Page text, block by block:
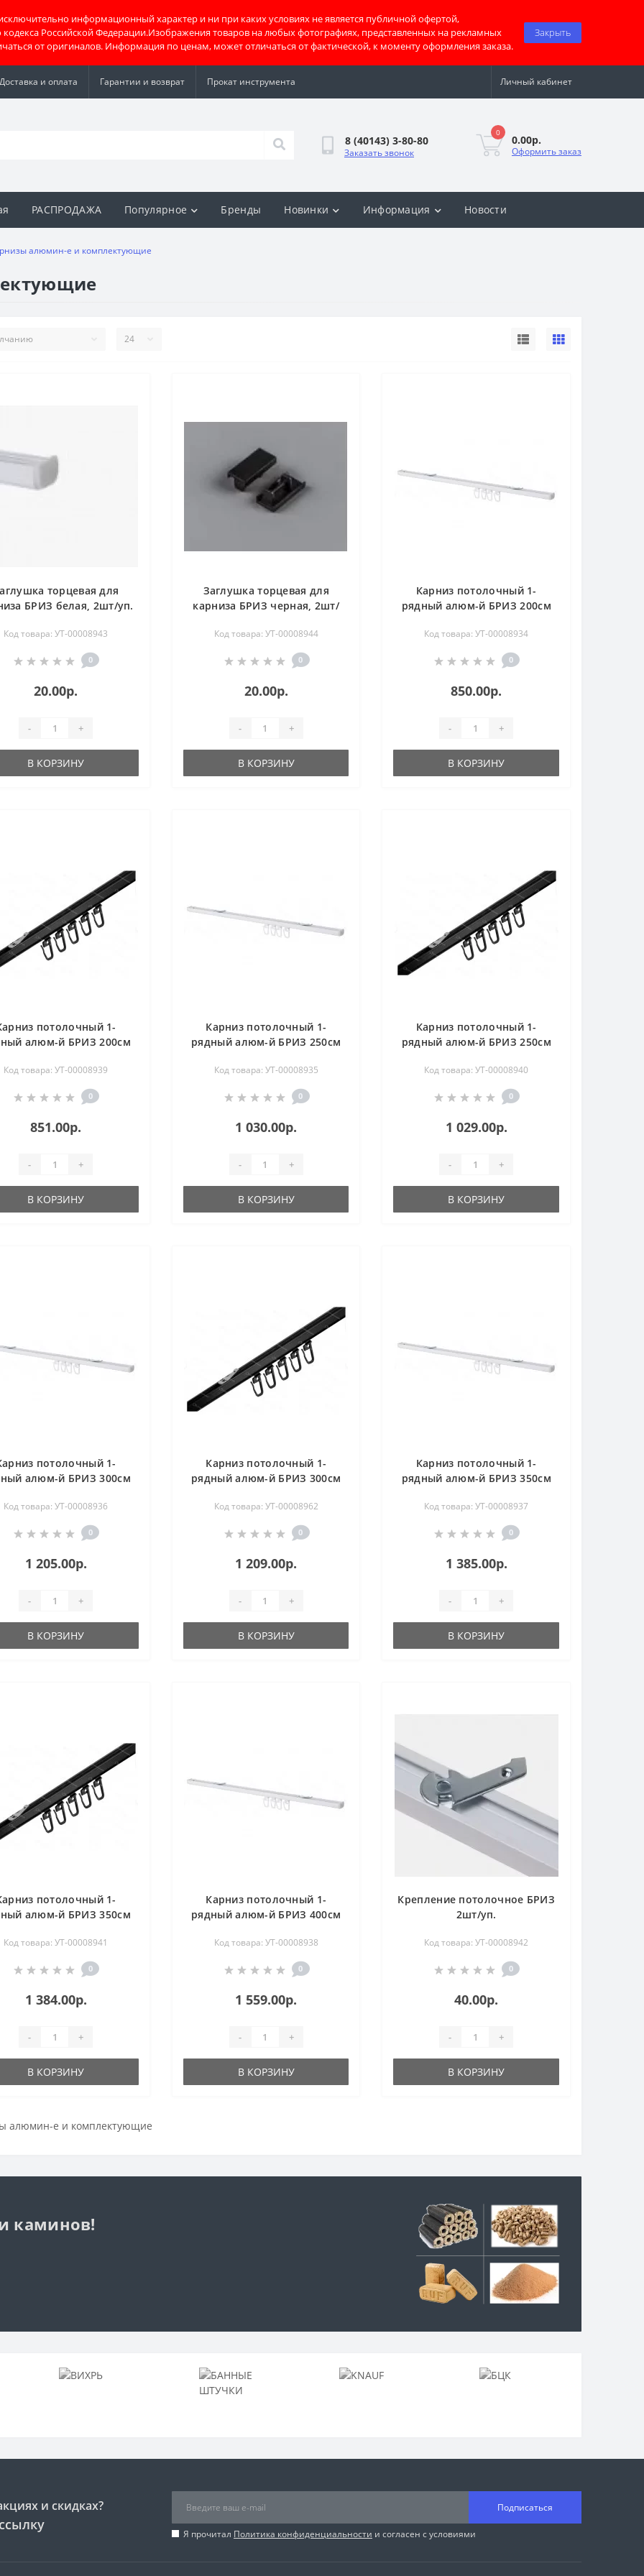
информационный характер и ни при каких условиях не является публичной офертой,
Российской Федерации.Изображения товаров на любых фотографиях, представленных на рекламных
от оригиналов. Информация по ценам, может отличаться от фактической, к моменту оформления заказа.
Закрыть
Доставка и оплата Гарантии и возврат Прокат инструмента Личный кабинет
8 (40143) 3-80-80
Заказать звонок
0
0.00р.
Оформить заказ
РАСПРОДАЖА Популярное Бренды Новинки Информация Новости
алюмин-е и комплектующие
торцевая для
БРИЗ белая, 2шт/уп.
Код товара: УТ-00008943
0
20.00р.
- +
В КОРЗИНУ
Заглушка торцевая для
карниза БРИЗ черная, 2шт/
Код товара: УТ-00008944
0
20.00р.
- +
В КОРЗИНУ
Карниз потолочный 1-
рядный алюм-й БРИЗ 200см
Код товара: УТ-00008934
0
850.00р.
- +
В КОРЗИНУ
потолочный 1-
алюм-й БРИЗ 200см
Код товара: УТ-00008939
0
851.00р.
- +
В КОРЗИНУ
Карниз потолочный 1-
рядный алюм-й БРИЗ 250см
Код товара: УТ-00008935
0
1 030.00р.
- +
В КОРЗИНУ
Карниз потолочный 1-
рядный алюм-й БРИЗ 250см
Код товара: УТ-00008940
0
1 029.00р.
- +
В КОРЗИНУ
потолочный 1-
алюм-й БРИЗ 300см
Код товара: УТ-00008936
0
1 205.00р.
- +
В КОРЗИНУ
Карниз потолочный 1-
рядный алюм-й БРИЗ 300см
Код товара: УТ-00008962
0
1 209.00р.
- +
В КОРЗИНУ
Карниз потолочный 1-
рядный алюм-й БРИЗ 350см
Код товара: УТ-00008937
0
1 385.00р.
- +
В КОРЗИНУ
потолочный 1-
алюм-й БРИЗ 350см
Код товара: УТ-00008941
0
1 384.00р.
- +
В КОРЗИНУ
Карниз потолочный 1-
рядный алюм-й БРИЗ 400см
Код товара: УТ-00008938
0
1 559.00р.
- +
В КОРЗИНУ
Крепление потолочное БРИЗ
2шт/уп.
Код товара: УТ-00008942
0
40.00р.
- +
В КОРЗИНУ
алюмин-е и комплектующие
каминов!
и скидках? Подписаться
Я прочитал Политика конфиденциальности и согласен с условиями